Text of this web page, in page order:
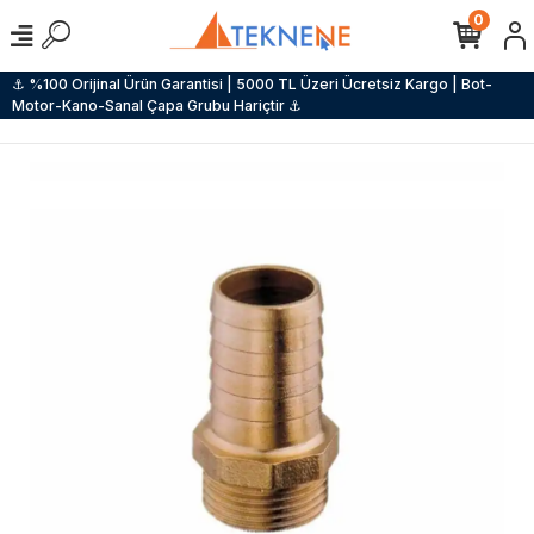
⚓ %100 Orijinal Ürün Garantisi | 5000 TL Üzeri Ücretsiz Kargo | Bot-
Motor-Kano-Sanal Çapa Grubu Hariçtir ⚓
0